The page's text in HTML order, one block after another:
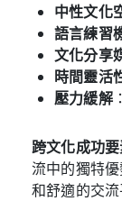
中性文化
語言練習
文化分享
時間靈活
壓力緩解
跨文化成功
流中的獨特
和舒適的交流